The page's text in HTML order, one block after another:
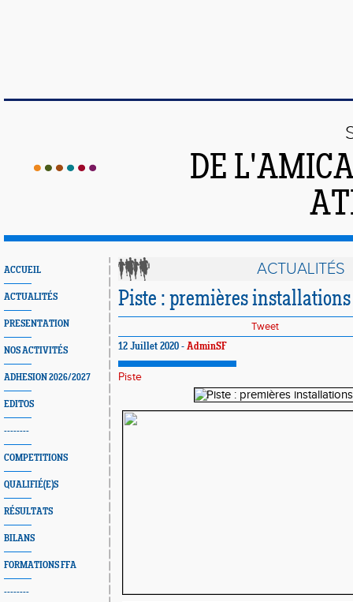
DE
ACCUEIL
ACTUALITÉS
PRESENTATION
NOS ACTIVITÉS
ADHESION 2026/2027
EDITOS
--------
COMPETITIONS
QUALIFIÉ(E)S
RÉSULTATS
BILANS
FORMATIONS FFA
--------
ACTUALITÉS
Piste : premières installations
Tweet
12 Juillet 2020 - AdminSF
Piste